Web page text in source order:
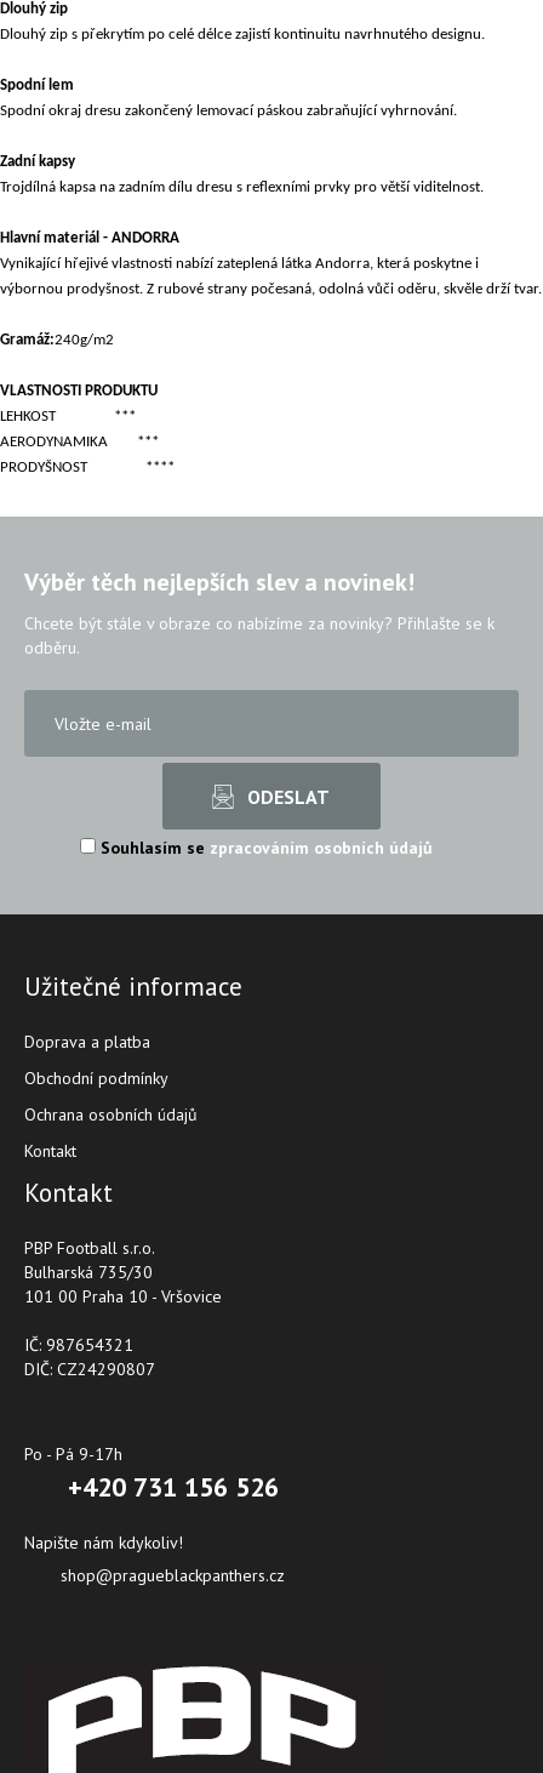
Dlouhý zip
Dlouhý zip s překrytím po celé délce zajistí kontinuitu navrhnutého designu.
Spodní lem
Spodní okraj dresu zakončený lemovací páskou zabraňující vyhrnování.
Zadní kapsy
Trojdílná kapsa na zadním dílu dresu s reflexními prvky pro větší viditelnost.
Hlavní materiál - ANDORRA
Vynikající hřejivé vlastnosti nabízí zateplená látka Andorra, která poskytne i
výbornou prodyšnost. Z rubové strany počesaná, odolná vůči oděru, skvěle drží tvar.
Gramáž:240g/m2
VLASTNOSTI PRODUKTU
LEHKOST
***
AERODYNAMIKA
***
PRODYŠNOST
****
Výběr těch nejlepších slev a novinek!
Chcete být stále v obraze co nabízíme za novinky? Přihlašte se k
odběru.
Souhlasím se zpracováním osobních údajů
Užitečné informace
Doprava a platba
Obchodní podmínky
Ochrana osobních údajů
Kontakt
Kontakt
PBP Football s.r.o.
Bulharská 735/30
101 00 Praha 10 - Vršovice
IČ: 987654321
DIČ: CZ24290807
Po - Pá 9-17h
+420 731 156 526
Napište nám kdykoliv!
shop@pragueblackpanthers.cz